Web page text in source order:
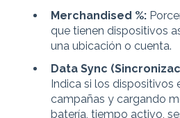
Merchandised %:
que tienen dispositivos
una ubicación o cuenta.
Data Sync
Indica si los dispositivos
campañas y cargando
batería, tiempo activo,